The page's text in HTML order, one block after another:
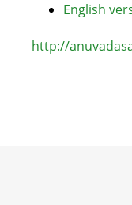
English
http://